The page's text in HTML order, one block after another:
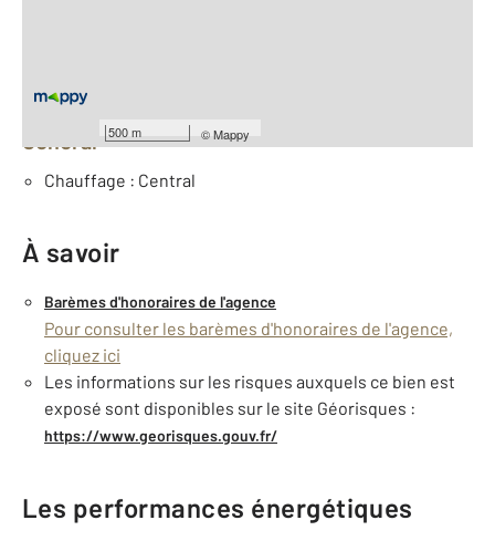
500 m ©Mappy
Équipements
Général
Chauffage : Central
À savoir
Barèmes d'honoraires de l'agence
Pour consulter les barèmes d'honoraires de l'agence,
cliquez ici
Les informations sur les risques auxquels ce bien est
exposé sont disponibles sur le site Géorisques :
https://www.georisques.gouv.fr/
Les performances énergétiques